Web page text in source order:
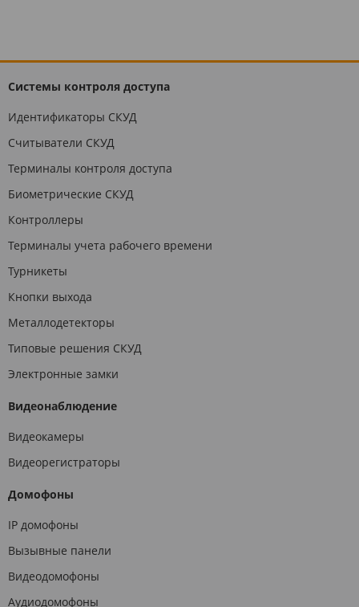
Системы контроля доступа
Идентификаторы СКУД
Считыватели СКУД
Терминалы контроля доступа
Биометрические СКУД
Контроллеры
Терминалы учета рабочего времени
Турникеты
Кнопки выхода
Металлодетекторы
Типовые решения СКУД
Электронные замки
Видеонаблюдение
Видеокамеры
Видеорегистраторы
Домофоны
IP домофоны
Вызывные панели
Видеодомофоны
Аудиодомофоны